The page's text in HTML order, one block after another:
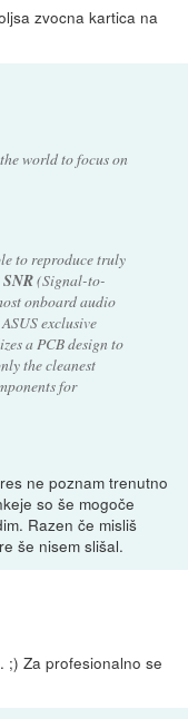
zvocna kartica na
world to focus on
to reproduce truly
(Signal-to-
onboard audio
exclusive
a PCB design to
the cleanest
for
ne poznam trenutno
so še mogoče
Razen če misliš
še nisem slišal.
;) Za profesionalno se